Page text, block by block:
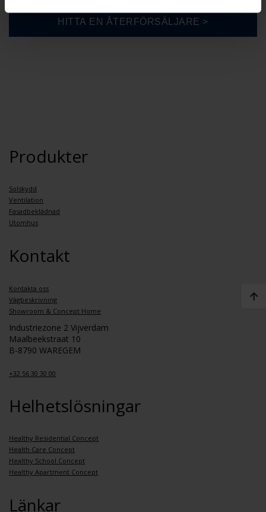
Produkter
Solskydd
Ventilation
Fasadbeklädnad
Utomhus
Kontakt
Kontakta oss
Vägbeskrivning
Showroom & Concept Home
Industriezone 2 Vijverdam
Maalbeekstraat 10
B-8790 WAREGEM
+32 56 30 30 00
Helhetslösningar
Healthy Residential Concept
Health Care Concept
Healthy School Concept
Healthy Apartment Concept
Länkar